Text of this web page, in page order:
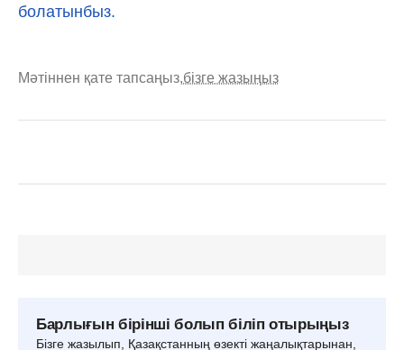
болатынбыз.
Мәтіннен қате тапсаңыз,бізге жазыңыз
Барлығын бірінші болып біліп отырыңыз
Бізге жазылып, Қазақстанның өзекті жаңалықтарынан,